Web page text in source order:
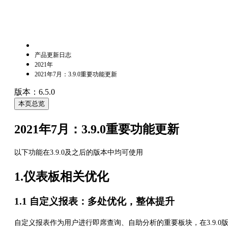
产品更新日志
2021年
2021年7月：3.9.0重要功能更新
版本：6.5.0
本页总览
2021年7月：3.9.0重要功能更新
以下功能在3.9.0及之后的版本中均可使用
1.仪表板相关优化
1.1 自定义报表：多处优化，整体提升
自定义报表作为用户进行即席查询、自助分析的重要板块，在3.9.0